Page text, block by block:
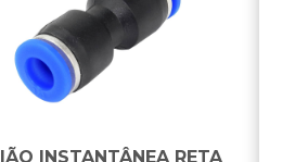
INSTANTÂNEA RETA